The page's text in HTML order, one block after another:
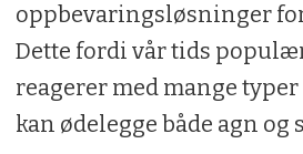
oppbevaringsløsninger
Dette fordi vår tids
reagerer med mange
kan ødelegge både agn og